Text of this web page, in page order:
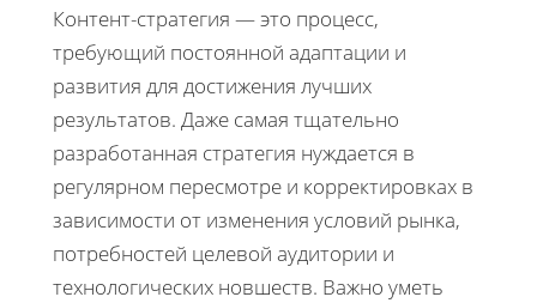
Контент-стратегия — это процесс,
требующий постоянной адаптации и
развития для достижения лучших
результатов. Даже самая тщательно
разработанная стратегия нуждается в
регулярном пересмотре и корректировках в
зависимости от изменения условий рынка,
потребностей целевой аудитории и
технологических новшеств. Важно уметь